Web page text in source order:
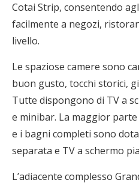
Cotai Strip, consentendo
facilmente a negozi,
livello.
Le spaziose camere sono
buon gusto, tocchi storici,
Tutte dispongono di TV a
e minibar. La maggior
e i bagni completi sono
separata e TV a schermo
L’adiacente complesso